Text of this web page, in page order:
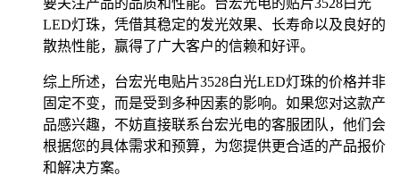
LED灯珠，凭借其稳定的发光效果、长寿命以及良好的
散热性能，赢得了广大客户的信赖和好评。
综上所述，台宏光电贴片3528白光LED灯珠的价格并非
固定不变，而是受到多种因素的影响。如果您对这款产
品感兴趣，不妨直接联系台宏光电的客服团队，他们会
根据您的具体需求和预算，为您提供更合适的产品报价
和解决方案。